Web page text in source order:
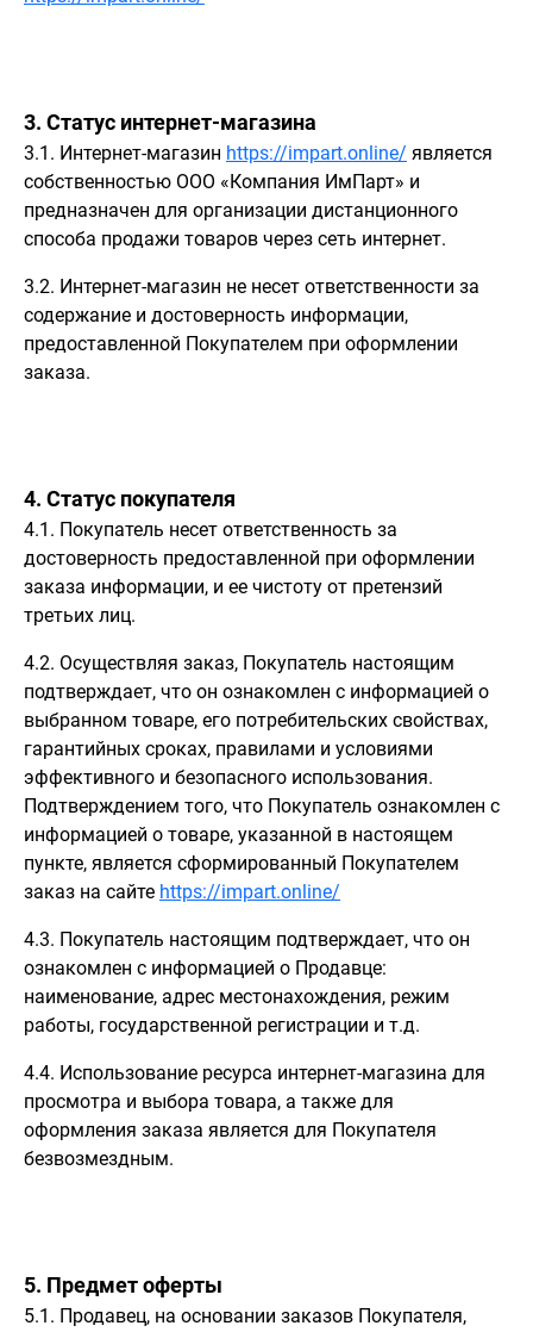
3. Статус интернет-магазина
3.1. Интернет-магазин https://impart.online/ является
собственностью ООО «Компания ИмПарт» и
предназначен для организации дистанционного
способа продажи товаров через сеть интернет.
3.2. Интернет-магазин не несет ответственности за
содержание и достоверность информации,
предоставленной Покупателем при оформлении
заказа.
4. Статус покупателя
4.1. Покупатель несет ответственность за
достоверность предоставленной при оформлении
заказа информации, и ее чистоту от претензий
третьих лиц.
4.2. Осуществляя заказ, Покупатель настоящим
подтверждает, что он ознакомлен с информацией о
выбранном товаре, его потребительских свойствах,
гарантийных сроках, правилами и условиями
эффективного и безопасного использования.
Подтверждением того, что Покупатель ознакомлен с
информацией о товаре, указанной в настоящем
пункте, является сформированный Покупателем
заказ на сайте https://impart.online/
4.3. Покупатель настоящим подтверждает, что он
ознакомлен с информацией о Продавце:
наименование, адрес местонахождения, режим
работы, государственной регистрации и т.д.
4.4. Использование ресурса интернет-магазина для
просмотра и выбора товара, а также для
оформления заказа является для Покупателя
безвозмездным.
5. Предмет оферты
5.1. Продавец, на основании заказов Покупателя,